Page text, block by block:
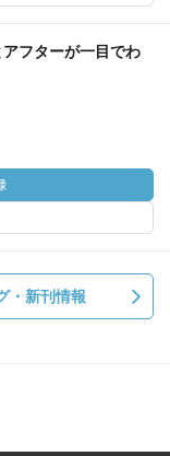
フターが一目でわ
・新刊情報